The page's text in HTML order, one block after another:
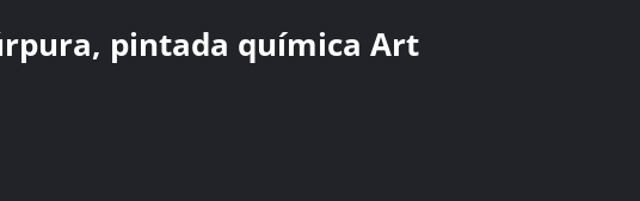
pintada química Art